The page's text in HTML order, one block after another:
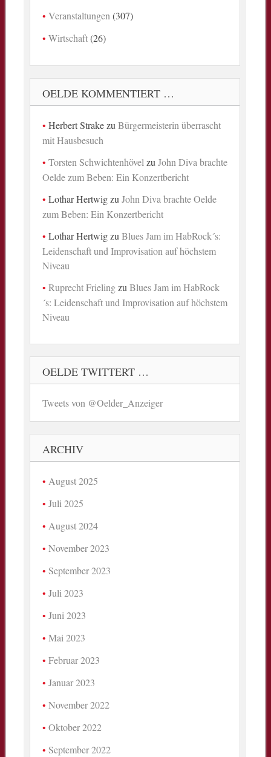
Veranstaltungen (307)
Wirtschaft(26)
OELDE KOMMENTIERT …
Herbert StrakezuBürgermeisterin überrascht
mit Hausbesuch
Torsten Schwichtenhövel zuJohn Diva brachte
Oelde zum Beben: Ein Konzertbericht
Lothar HertwigzuJohn Diva brachte Oelde
zum Beben: Ein Konzertbericht
Lothar HertwigzuBlues Jam im HabRock´s:
Leidenschaft und Improvisation auf höchstem
Niveau
Ruprecht FrielingzuBlues Jam im HabRock
´s: Leidenschaft und Improvisation auf höchstem
Niveau
OELDE TWITTERT …
Tweets von @Oelder_Anzeiger
ARCHIV
August 2025
Juli 2025
August 2024
November 2023
September 2023
Juli 2023
Juni 2023
Mai 2023
Februar 2023
Januar 2023
November 2022
Oktober 2022
September 2022